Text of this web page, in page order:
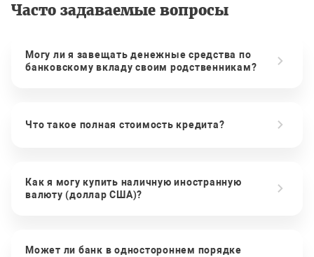
Часто задаваемые вопросы
Могу ли я завещать денежные средства по
банковскому вкладу своим родственникам?
Что такое полная стоимость кредита?
Как я могу купить наличную иностранную
валюту (доллар США)?
Может ли банк в одностороннем порядке